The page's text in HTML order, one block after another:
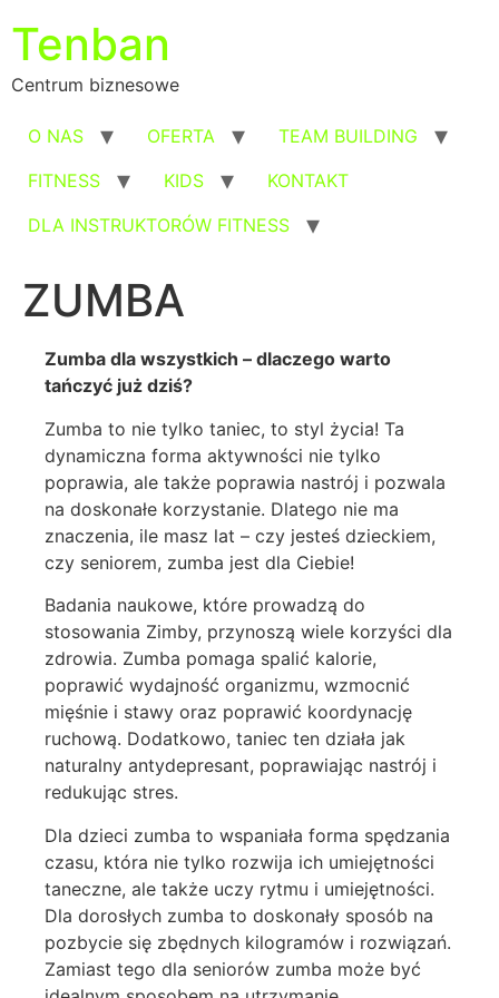
do
treści
Tenban
Centrum biznesowe
O NAS OFERTA
TEAM BUILDING
FITNESS
KIDS
KONTAKT
DLA INSTRUKTORÓW FITNESS
ZUMBA
Zumba dla wszystkich – dlaczego warto
tańczyć już dziś?
Zumba to nie tylko taniec, to styl życia! Ta
dynamiczna forma aktywności nie tylko
poprawia, ale także poprawia nastrój i pozwala
na doskonałe korzystanie. Dlatego nie ma
znaczenia, ile masz lat – czy jesteś dzieckiem,
czy seniorem, zumba jest dla Ciebie!
Badania naukowe, które prowadzą do
stosowania Zimby, przynoszą wiele korzyści dla
zdrowia. Zumba pomaga spalić kalorie,
poprawić wydajność organizmu, wzmocnić
mięśnie i stawy oraz poprawić koordynację
ruchową. Dodatkowo, taniec ten działa jak
naturalny antydepresant, poprawiając nastrój i
redukując stres.
Dla dzieci zumba to wspaniała forma spędzania
czasu, która nie tylko rozwija ich umiejętności
taneczne, ale także uczy rytmu i umiejętności.
Dla dorosłych zumba to doskonały sposób na
pozbycie się zbędnych kilogramów i rozwiązań.
Zamiast tego dla seniorów zumba może być